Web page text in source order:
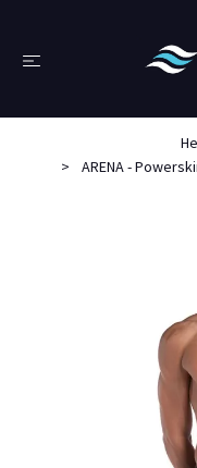
ARENA -